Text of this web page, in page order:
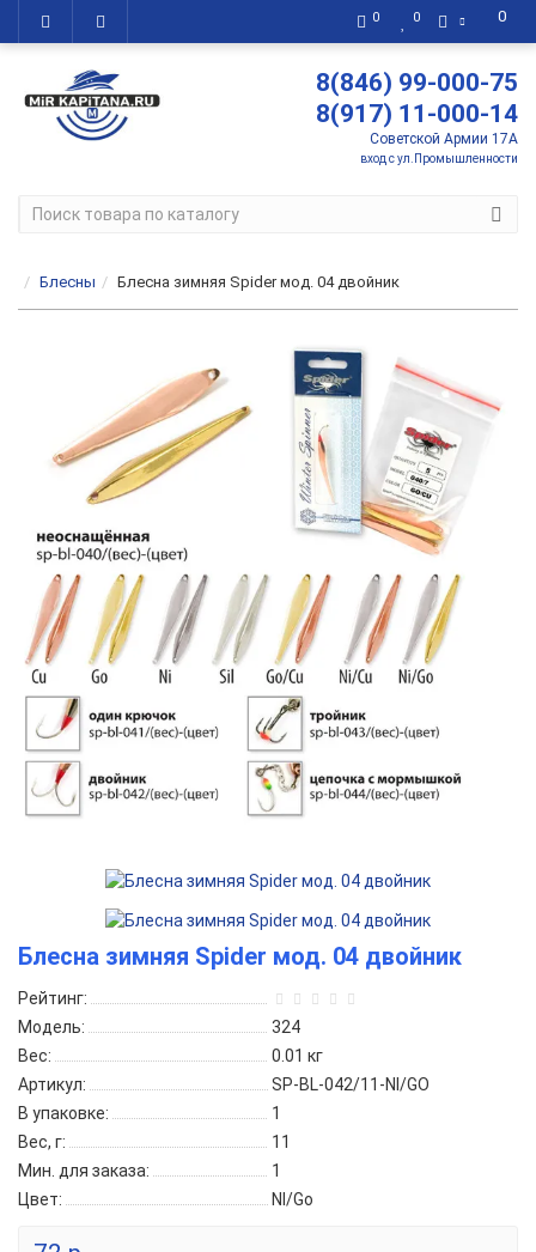
0
0 0
8(846) 99-000-75
8(917) 11-000-14
Советской Армии 17А
вход с ул.Промышленности
Блесны Блесна зимняя Spider мод. 04 двойник
Блесна зимняя Spider мод. 04 двойник
Рейтинг:
Модель:
324
Вес:
0.01 кг
Артикул:
SP-BL-042/11-NI/GO
В упаковке:
1
Вес, г:
11
Мин. для заказа:
1
Цвет:
NI/Go